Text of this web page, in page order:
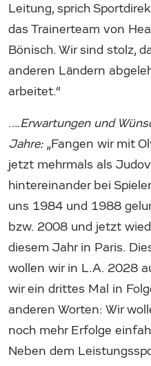
Leitung, sprich
das Trainerteam von
Bönisch. Wir sind stolz,
anderen Ländern
arbeitet.“
.…Erwartungen und
Jahre: „Fangen wir mit
jetzt mehrmals als
hintereinander bei
uns 1984 und 1988
bzw. 2008 und jetzt
diesem Jahr in Paris.
wollen wir in L.A. 2028
wir ein drittes Mal in
anderen Worten: Wir
noch mehr Erfolge
Neben dem